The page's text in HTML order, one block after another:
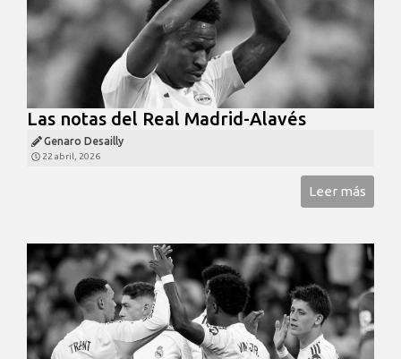
Las notas del Real Madrid-Alavés
Genaro Desailly
22 abril, 2026
Leer más